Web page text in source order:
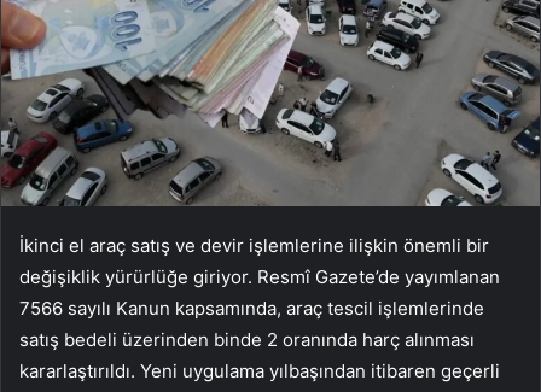
İkinci el araç satış ve devir işlemlerine ilişkin önemli bir
değişiklik yürürlüğe giriyor. Resmî Gazete’de yayımlanan
7566 sayılı Kanun kapsamında, araç tescil işlemlerinde
satış bedeli üzerinden binde 2 oranında harç alınması
kararlaştırıldı. Yeni uygulama yılbaşından itibaren geçerli